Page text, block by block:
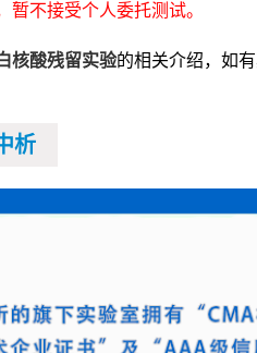
暂不接受个人委托测试。
核酸残留实验的相关介绍，如
析